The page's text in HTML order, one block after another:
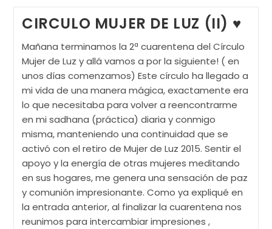
(III)
Fuerza
CIRCULO MUJER DE LUZ (II) ♥
Mañana terminamos la 2ª cuarentena del Círculo
Mujer de Luz y allá vamos a por la siguiente! ( en
unos días comenzamos) Este círculo ha llegado a
mi vida de una manera mágica, exactamente era
lo que necesitaba para volver a reencontrarme
en mi sadhana (práctica) diaria y conmigo
misma, manteniendo una continuidad que se
activó con el retiro de Mujer de Luz 2015. Sentir el
apoyo y la energía de otras mujeres meditando
en sus hogares, me genera una sensación de paz
y comunión impresionante. Como ya expliqué en
la entrada anterior, al finalizar la cuarentena nos
reunimos para intercambiar impresiones ,